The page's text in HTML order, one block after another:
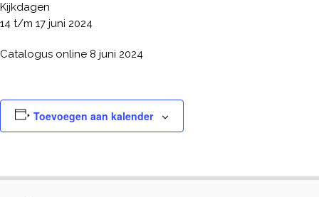
Kijkdagen
14 t/m 17 juni 2024
Catalogus online 8 juni 2024
Toevoegen aan kalender